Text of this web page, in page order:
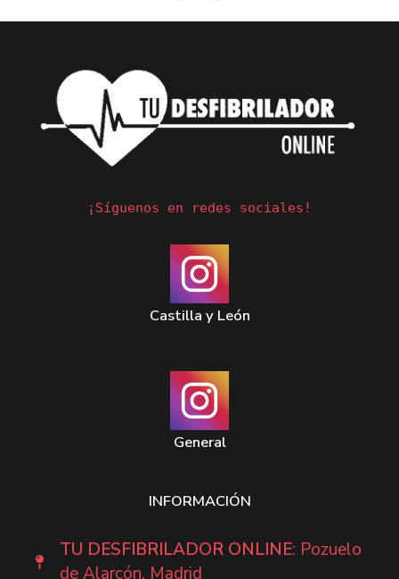
¡Síguenos en redes sociales!
Castilla y León
General
INFORMACIÓN
TU DESFIBRILADOR ONLINE: Pozuelo
de Alarcón, Madrid